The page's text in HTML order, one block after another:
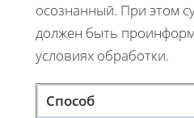
осознанный. При этом
должен быть
условиях обработки.
Способ